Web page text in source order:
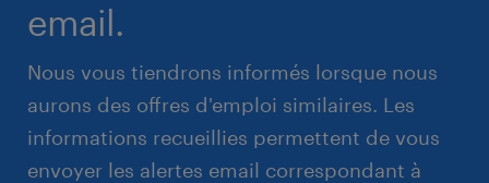
email.
Nous vous tiendrons informés lorsque nous
aurons des offres d'emploi similaires. Les
informations recueillies permettent de vous
envoyer les alertes email correspondant à